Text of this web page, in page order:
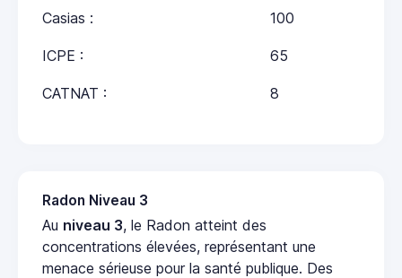
Casias : 100
ICPE : 65
CATNAT : 8
Radon Niveau 3
Au niveau 3, le Radon atteint des
concentrations élevées, représentant une
menace sérieuse pour la santé publique. Des